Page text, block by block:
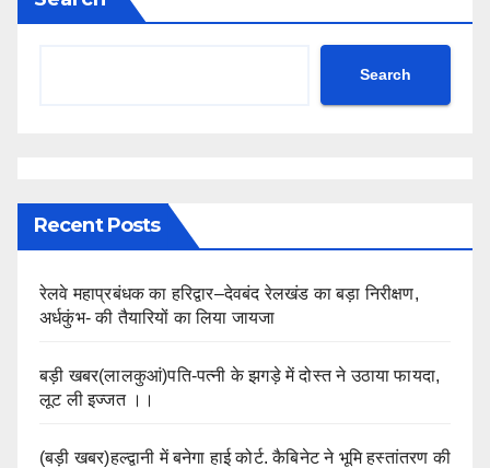
Search
Recent Posts
रेलवे महाप्रबंधक का हरिद्वार–देवबंद रेलखंड का बड़ा निरीक्षण,
अर्धकुंभ- की तैयारियों का लिया जायजा
बड़ी खबर(लालकुआं)पति-पत्नी के झगड़े में दोस्त ने उठाया फायदा,
लूट ली इज्जत ।।
(बड़ी खबर)हल्द्वानी में बनेगा हाई कोर्ट. कैबिनेट ने भूमि हस्तांतरण की